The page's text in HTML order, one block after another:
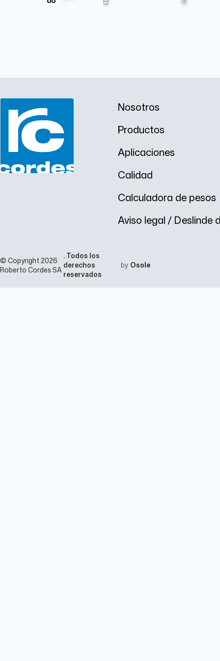
Nosotros
Productos
Aplicaciones
Calidad
Calculadora de pesos
Aviso legal / Deslinde
© Copyright 2026
Roberto Cordes SA
. Todos los
derechos
reservados
by Osole